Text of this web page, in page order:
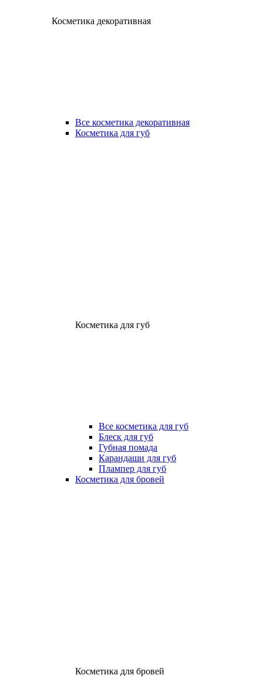
Косметика декоративная
Все косметика декоративная
Косметика для губ
Косметика для губ
Все косметика для губ
Блеск для губ
Губная помада
Карандаши для губ
Плампер для губ
Косметика для бровей
Косметика для бровей